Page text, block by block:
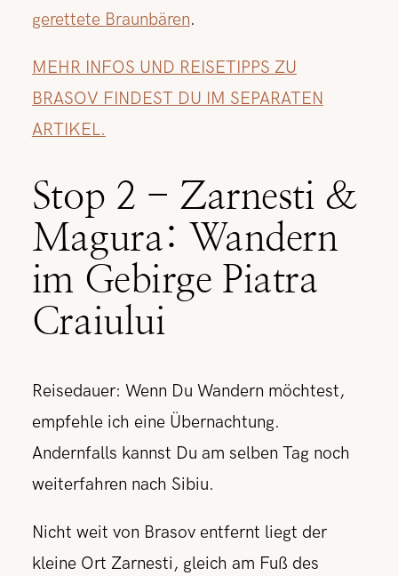
gerettete Braunbären.
MEHR INFOS UND REISETIPPS ZU
BRASOV FINDEST DU IM SEPARATEN
ARTIKEL.
Stop 2 - Zarnesti &
Magura: Wandern
im Gebirge Piatra
Craiului
Reisedauer: Wenn Du Wandern möchtest,
empfehle ich eine Übernachtung.
Andernfalls kannst Du am selben Tag noch
weiterfahren nach Sibiu.
Nicht weit von Brasov entfernt liegt der
kleine Ort Zarnesti, gleich am Fuß des